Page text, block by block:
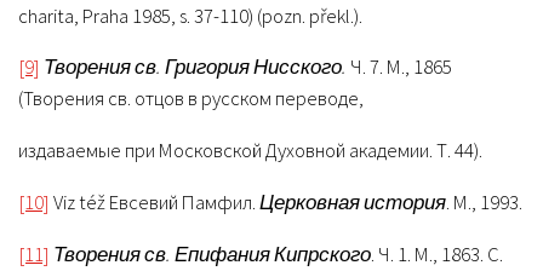
charita, Praha 1985, s. 37-110) (pozn. překl.).
[9] Творения св. Григория Нисского. Ч. 7. М., 1865
(Творения св. отцов в русском переводе,
издаваемые при Московской Духовной академии. Т. 44).
[10] Viz též Евсевий Памфил.Церковная история. М., 1993.
[11] Творения св. Епифания Кипрского. Ч. 1. М., 1863. С.